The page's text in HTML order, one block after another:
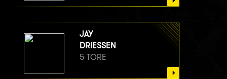
JAY
DRIESSEN
5 TORE